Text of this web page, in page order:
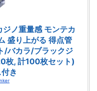
ノ重量感 モンテカ
盛り上がる 得点管
/バカラ/ブラックジ
枚, 計100枚セット)
き